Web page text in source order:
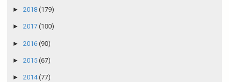
► 2018 (179)
► 2017 (100)
► 2016 (90)
► 2015 (67)
► 2014(77)